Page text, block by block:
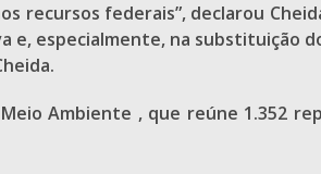
federais”, declarou
especialmente, na substituição
Ambiente , que reúne 1.352